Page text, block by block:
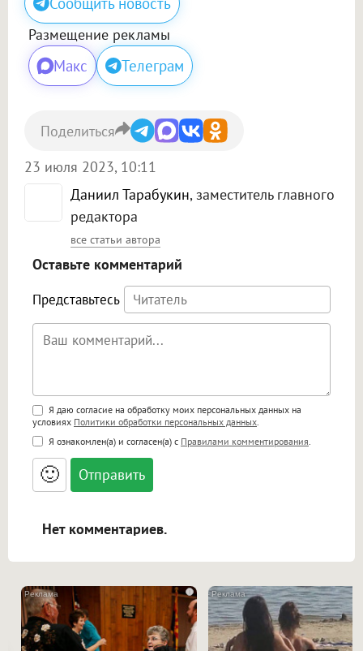
Размещение рекламы
Макс Телеграм
Даниил Тарабукин, заместитель главного
редактора
все статьи автора
23 июля 2023, 10:11
Поделиться
Оставьте комментарий
Представьтесь
Поддержка HTML
<b>, <strong>, <u>, <i>, <em>, <s>, <big>,
<small>, <sup>, <sub>, <pre>, <ul>, <ol>, <li>,
<blockquote>, <code> экранирует HTML,
адреса URL автоматически становятся
ссылками, и [img]адрес[/img] будет
Я даю согласие на обработку моих персональных данных на
условиях Политики обработки персональных данных
Я ознакомлен(а) и согласен(а) с Правилами комментирования
🙂
Нет комментариев.
i